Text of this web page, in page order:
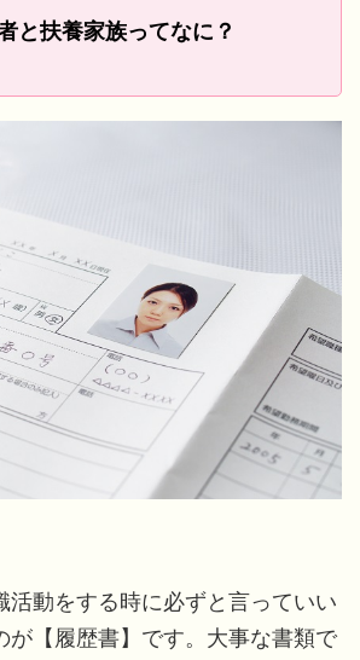
と扶養家族ってなに？
活動をする時に必ずと言っていい
が【履歴書】です。大事な書類で